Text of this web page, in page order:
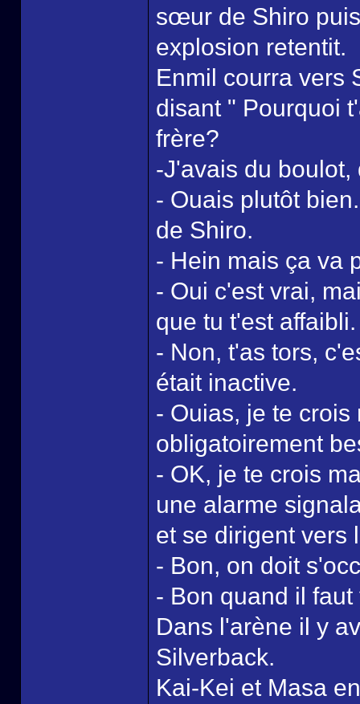
sœur de Shiro
explosion retentit.
Enmil courra vers
disant " Pourquoi
frère?
-J'avais du
- Ouais plutôt
de Shiro.
- Hein mais ça va
- Oui c'est vrai,
que tu t'est affaibli.
- Non, t'as tors,
était inactive.
- Ouias, je te
obligatoirement
- OK, je te crois
une alarme
et se dirigent vers
- Bon, on doit
- Bon quand il
Dans l'arène il y
Silverback.
Kai-Kei et Masa